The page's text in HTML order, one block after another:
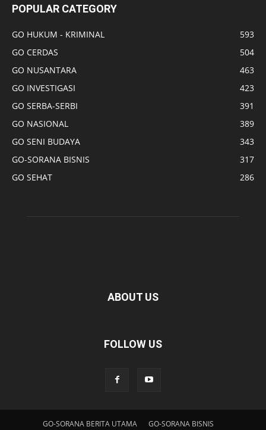
POPULAR CATEGORY
GO HUKUM - KRIMINAL
593
GO CERDAS
504
GO NUSANTARA
463
GO INVESTIGASI
423
GO SERBA-SERBI
391
GO NASIONAL
389
GO SENI BUDAYA
343
GO-SORANA BISNIS
317
GO SEHAT
286
ABOUT US
FOLLOW US
GO-SORANA BERITA UTAMA GO-SORANA BISNIS